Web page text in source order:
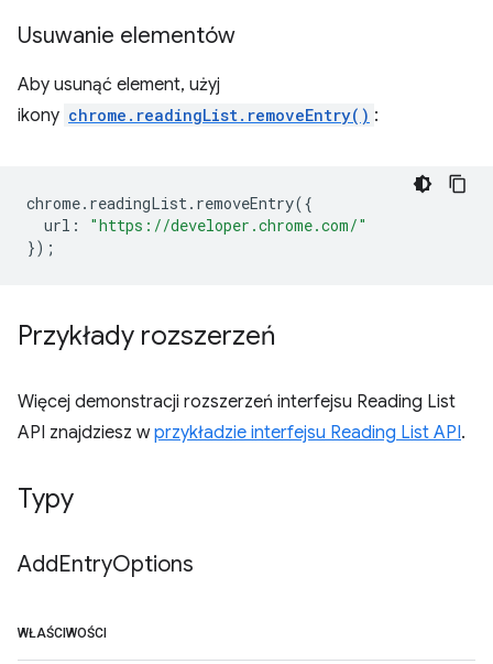
Usuwanie elementów
Aby usunąć element, użyj
ikony chrome.readingList.removeEntry() :
chrome. readingList . removeEntry({
url :
"https://developer.chrome.com/"
});
Przykłady rozszerzeń
Więcej demonstracji rozszerzeń interfejsu Reading List
API znajdziesz wprzykładzie interfejsu Reading List API.
Typy
AddEntryOptions
WŁAŚCIWOŚCI